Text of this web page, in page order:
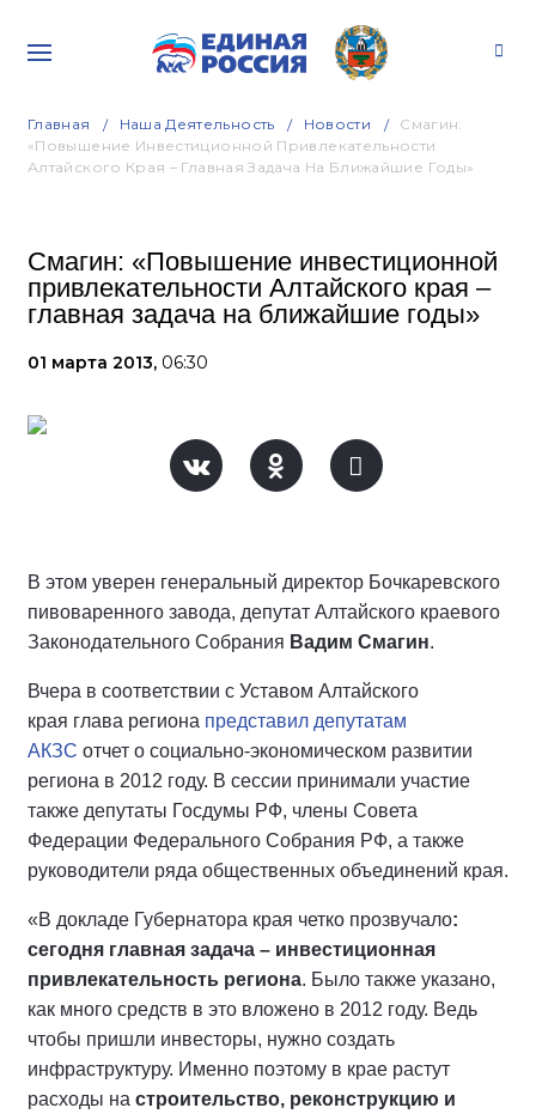
Главная Наша Деятельность Новости
Смагин:
«Повышение Инвестиционной Привлекательности
Алтайского Края – Главная Задача На Ближайшие Годы»
Смагин: «Повышение инвестиционной
привлекательности Алтайского края –
главная задача на ближайшие годы»
01 марта 2013, 06:30
В этом уверен генеральный директор Бочкаревского
пивоваренного завода, депутат Алтайского краевого
Законодательного Собрания Вадим Смагин.
Вчера в соответствии с Уставом Алтайского
края глава региона представил депутатам
АКЗС отчет о социально-экономическом развитии
региона в 2012 году. В сессии принимали участие
также депутаты Госдумы РФ, члены Совета
Федерации Федерального Собрания РФ, а также
руководители ряда общественных объединений края.
«В докладе Губернатора края четко прозвучало:
сегодня главная задача – инвестиционная
привлекательность региона. Было также указано,
как много средств в это вложено в 2012 году. Ведь
чтобы пришли инвесторы, нужно создать
инфраструктуру. Именно поэтому в крае растут
расходы на строительство, реконструкцию и